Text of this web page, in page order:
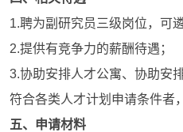
1.聘为副研究员三级岗位，可
2.提供有竞争力的薪酬待遇；
3.协助安排人才公寓、协助安
符合各类人才计划申请条件者
五、申请材料